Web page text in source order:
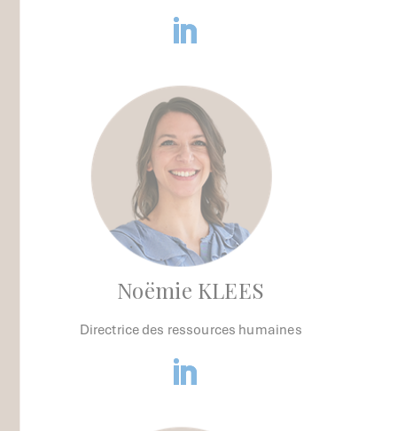
Noëmie KLEES
Directrice des ressources humaines